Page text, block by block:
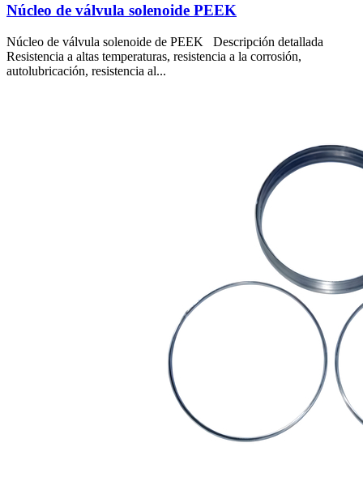
Núcleo de válvula solenoide PEEK
Núcleo de válvula solenoide de PEEK Descripción detallada
Resistencia a altas temperaturas, resistencia a la corrosión,
autolubricación, resistencia al...